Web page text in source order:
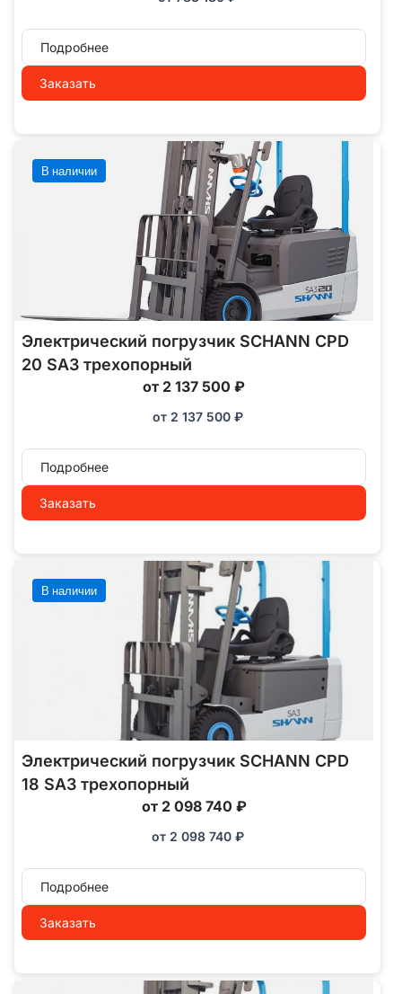
Подробнее
Заказать
В наличии
Электрический погрузчик SCHANN CPD
20 SA3 трехопорный
от 2 137 500 ₽
от 2 137 500 ₽
Подробнее
Заказать
В наличии
Электрический погрузчик SCHANN CPD
18 SA3 трехопорный
от 2 098 740 ₽
от 2 098 740 ₽
Подробнее
Заказать